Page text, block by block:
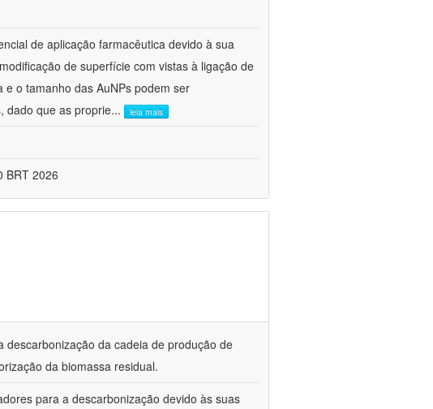
de aplicação farmacêutica devido à sua
de superfície com vistas à ligação de
o tamanho das AuNPs podem ser
dado que as proprie... leia mais
BRT 2026
da cadeia de produção de
da biomassa residual.
para a descarbonização devido às suas